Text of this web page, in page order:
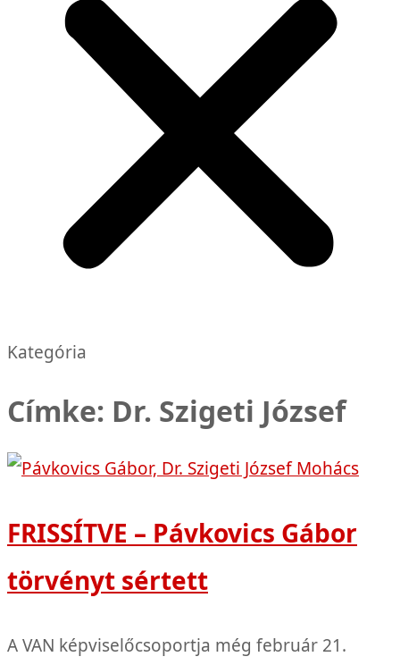
Kategória
Címke: Dr. Szigeti József
FRISSÍTVE – Pávkovics Gábor
törvényt sértett
A VAN képviselőcsoportja még február 21.